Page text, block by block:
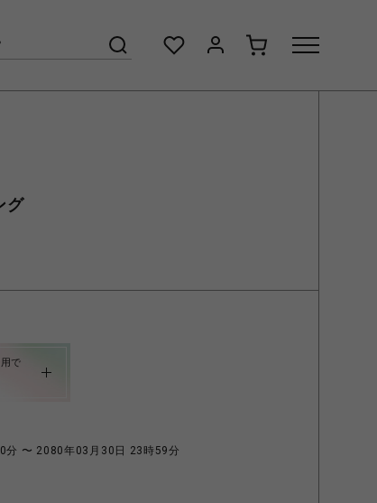
グ
で
分 〜 2080年03月30日 23時59分